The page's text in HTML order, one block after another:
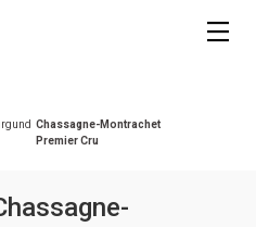
Chassagne-Montrachet
Premier Cru